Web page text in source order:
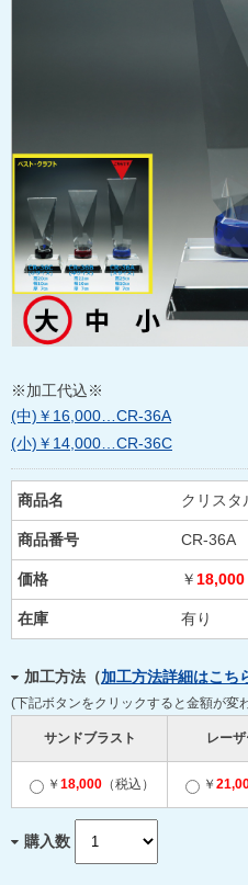
※加工代込※
(中)￥16,000…CR-36A
(小)￥14,000…CR-36C
商品名 クリスタ
商品番号 CR‐36A
価格 ￥ 18,000
在庫 有り
加工方法（加工方法詳細はこち
(下記ボタンをクリックすると金額が変
サンドブラスト レー
￥ 18,000 （税込） ￥
購入数